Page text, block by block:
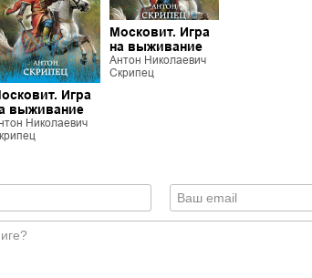
Игра
выживание
Николаевич
Московит. Игра
на выживание
Антон Николаевич
Скрипец